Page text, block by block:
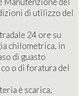
di utilizzo del
24 ore su
chilometrica, in
di guasto
o di foratura del
è scarica,